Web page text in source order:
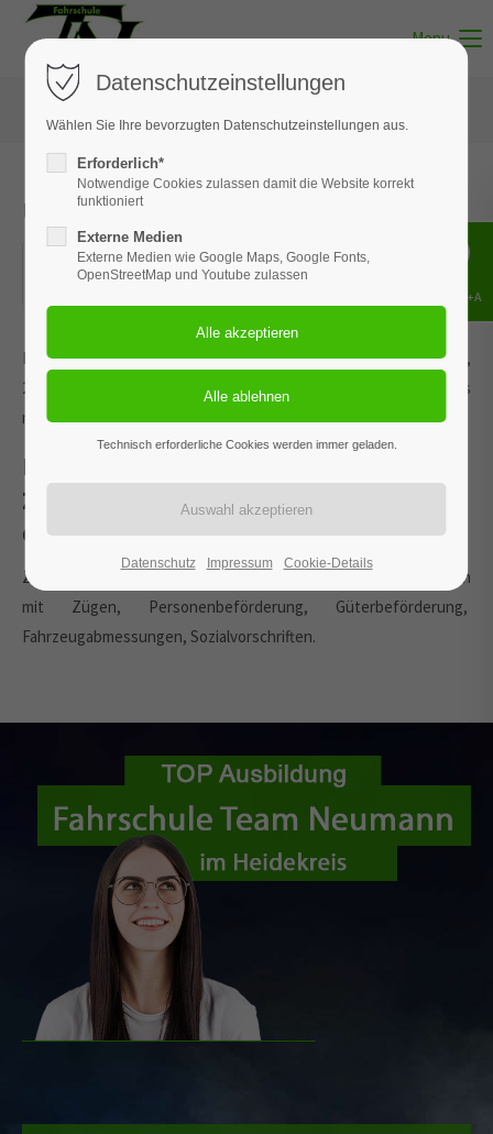
Menu
Unterricht - Thema 14
07.07.2026
Dieses Ereignis wird an den Terminen 20.01.2026, 23.02.2026,
25.03.2026, 29.04.2026 und 3 weiteren Terminen wiederholt. Das
nächste Ereignis findet statt am27.05.2022. bis zum 10.08.2026.
Fahren mit Solokraftfahrzeugen u.
Zügen, Personen - u.
Güterbeförderung
Zusammenstellen von Zügen, Verbinden und Trennen, Fahren
mit Zügen, Personenbeförderung, Güterbeförderung,
Fahrzeugabmessungen, Sozialvorschriften.
Datenschutzeinstellungen
Wählen Sie Ihre bevorzugten Datenschutzeinstellungen aus.
Erforderlich*
Notwendige Cookies zulassen damit die Website korrekt
funktioniert
Externe Medien
Externe Medien wie Google Maps, Google Fonts,
OpenStreetMap und Youtube zulassen
Technisch erforderliche Cookies werden immer geladen.
Datenschutz Impressum Cookie-Details
Shift+Alt+A